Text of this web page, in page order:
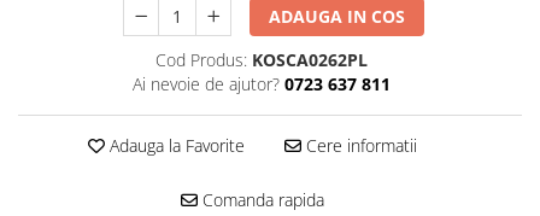
Ludicus Games
ADAUGA IN COS
Cod Produs: KOSCA0262PL
Ai nevoie de ajutor? 0723 637 811
Adauga la Favorite Cere informatii
Comanda rapida